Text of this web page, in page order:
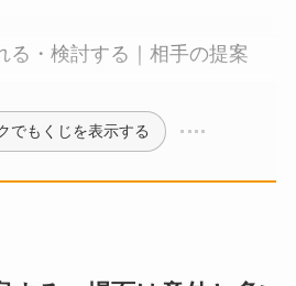
る・検討する｜相手の提案
でもくじを表示する